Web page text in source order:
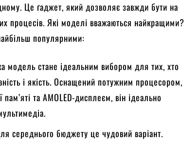
Це ґаджет, який дозволяє завжди бути на
процесів. Які моделі вважаються найкращими?
популярними:
модель стане ідеальним вибором для тих, хто
і якість. Оснащений потужним процесором,
та AMOLED-дисплеєм, він ідеально
середнього бюджету це чудовий варіант.